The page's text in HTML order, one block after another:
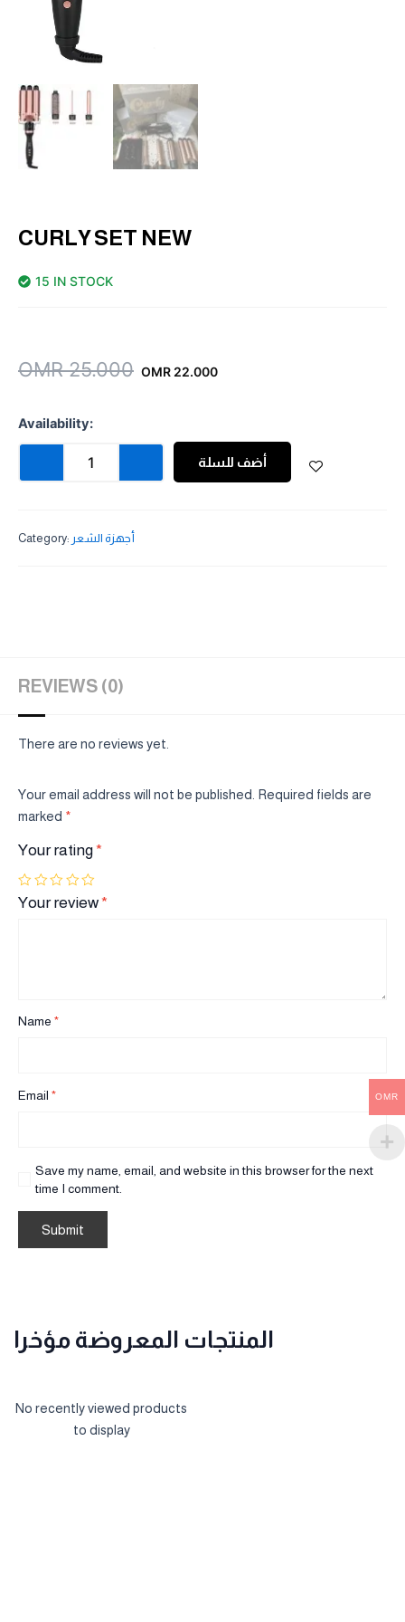
CURLY SET NEW
15 IN STOCK
OMR25.000
Original
was:
OMR 25.000.
OMR 22.000
Current
is:
OMR 22.000.
Availability:
Curly
new
أضف للسلة
Category: أجهزة الشعر
REVIEWS (0)
There are no reviews yet.
Your email address will not be published. Required fields are
marked *
Your rating*
Your review*
Name *
Email *
Save my name, email, and website in this browser for the next
time I comment.
المنتجات المعروضة مؤخرا
No recently viewed products
to display
OMR